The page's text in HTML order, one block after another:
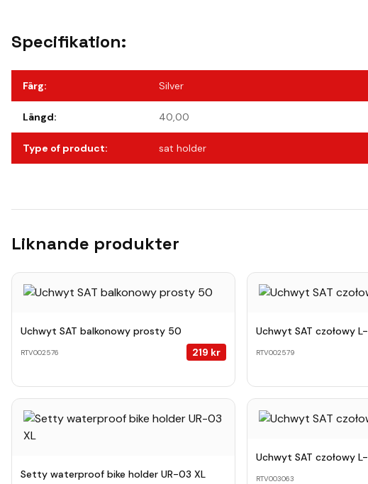
Specifikation:
Färg: Silver
Längd: 40,00
Type of product: sat holder
Liknande produkter
Uchwyt SAT balkonowy prosty 50
RTV002576 219 kr
Uchwyt SAT czołowy
RTV002579
Setty waterproof bike holder UR-03 XL
Uchwyt SAT czołowy
RTV003063